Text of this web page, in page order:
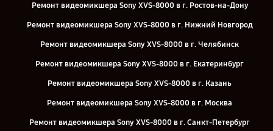
Ремонт видеомикшера Sony XVS-8000 в г. Ростов-на-Дону
Ремонт видеомикшера Sony XVS-8000 в г. Нижний Новгород
Ремонт видеомикшера Sony XVS-8000 в г. Челябинск
Ремонт видеомикшера Sony XVS-8000 в г. Екатеринбург
Ремонт видеомикшера Sony XVS-8000 в г. Казань
Ремонт видеомикшера Sony XVS-8000 в г. Москва
Ремонт видеомикшера Sony XVS-8000 в г. Санкт-Петербург